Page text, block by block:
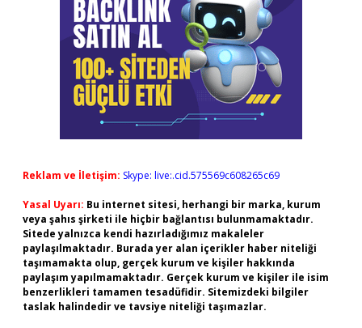
Reklam ve İletişim: Skype: live:.cid.575569c608265c69
Yasal Uyarı: Bu internet sitesi, herhangi bir marka, kurum
veya şahıs şirketi ile hiçbir bağlantısı bulunmamaktadır.
Sitede yalnızca kendi hazırladığımız makaleler
paylaşılmaktadır. Burada yer alan içerikler haber niteliği
taşımamakta olup, gerçek kurum ve kişiler hakkında
paylaşım yapılmamaktadır. Gerçek kurum ve kişiler ile isim
benzerlikleri tamamen tesadüfidir. Sitemizdeki bilgiler
taslak halindedir ve tavsiye niteliği taşımazlar.